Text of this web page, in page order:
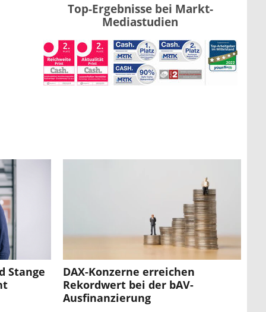
Top-Ergebnisse bei Markt-
Mediastudien
Stange
DAX-Konzerne erreichen
Rekordwert bei der bAV-
Ausfinanzierung